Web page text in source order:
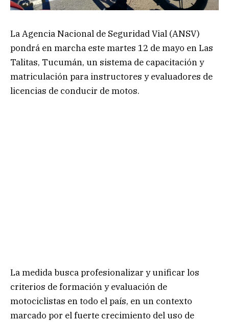
La Agencia Nacional de Seguridad Vial (ANSV)
pondrá en marcha este martes 12 de mayo en Las
Talitas, Tucumán, un sistema de capacitación y
matriculación para instructores y evaluadores de
licencias de conducir de motos.
La medida busca profesionalizar y unificar los
criterios de formación y evaluación de
motociclistas en todo el país, en un contexto
marcado por el fuerte crecimiento del uso de